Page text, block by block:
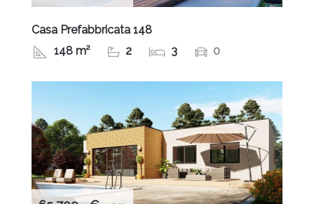
Casa Prefabbricata 148
148 m²
2 3 0